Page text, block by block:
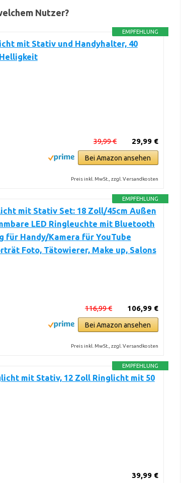
Nutzer?
EMPFEHLUNG
mit Stativ und Handyhalter, 40
29,99 €
39,99 €
Bei Amazon ansehen
Preis inkl. MwSt., zzgl. Versandkosten
EMPFEHLUNG
mit Stativ Set: 18 Zoll/45cm Außen
LED Ringleuchte mit Bluetooth
für Handy/Kamera für YouTube
Foto, Tätowierer, Make up, Salons
106,99 €
116,99 €
Bei Amazon ansehen
Preis inkl. MwSt., zzgl. Versandkosten
EMPFEHLUNG
mit Stativ, 12 Zoll Ringlicht mit 50
39,99 €